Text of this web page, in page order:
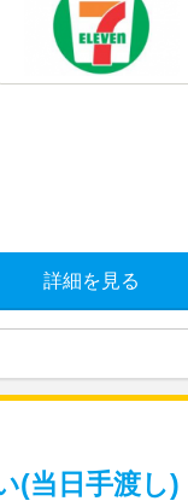
詳細を見る
(当日手渡し)